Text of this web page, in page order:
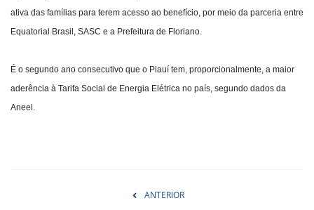
ativa das famílias para terem acesso ao benefício, por meio da parceria entre
Equatorial Brasil, SASC e a Prefeitura de Floriano.
É o segundo ano consecutivo que o Piauí tem, proporcionalmente, a maior
aderência à Tarifa Social de Energia Elétrica no país, segundo dados da
Aneel.
ANTERIOR